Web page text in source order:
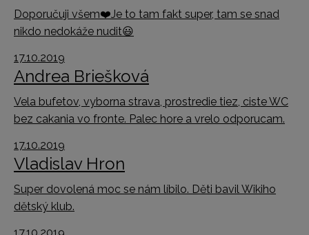
Doporučuji všem❤️Je to tam fakt super, tam se snad
nikdo nedokáže nudit😃
17.10.2019
Andrea Briešková
Vela bufetov, vyborna strava, prostredie tiez, ciste WC
bez cakania vo fronte. Palec hore a vrelo odporucam.
17.10.2019
Vladislav Hron
Super dovolená moc se nám líbilo. Děti bavil Wikiho
dětský klub.